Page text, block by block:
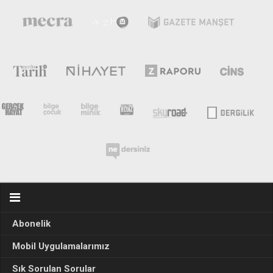
Abonelik
Mobil Uygulamalarımız
Sık Sorulan Sorular